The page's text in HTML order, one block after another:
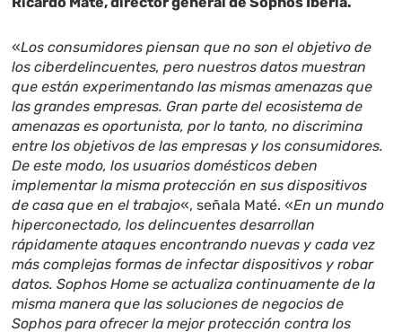
«Los consumidores piensan que no son el objetivo de
los ciberdelincuentes, pero nuestros datos muestran
que están experimentando las mismas amenazas que
las grandes empresas. Gran parte del ecosistema de
amenazas es oportunista, por lo tanto, no discrimina
entre los objetivos de las empresas y los consumidores.
De este modo, los usuarios domésticos deben
implementar la misma protección en sus dispositivos
de casa que en el trabajo«, señala Maté. «En un mundo
hiperconectado, los delincuentes desarrollan
rápidamente ataques encontrando nuevas y cada vez
más complejas formas de infectar dispositivos y robar
datos. Sophos Home se actualiza continuamente de la
misma manera que las soluciones de negocios de
Sophos para ofrecer la mejor protección contra los